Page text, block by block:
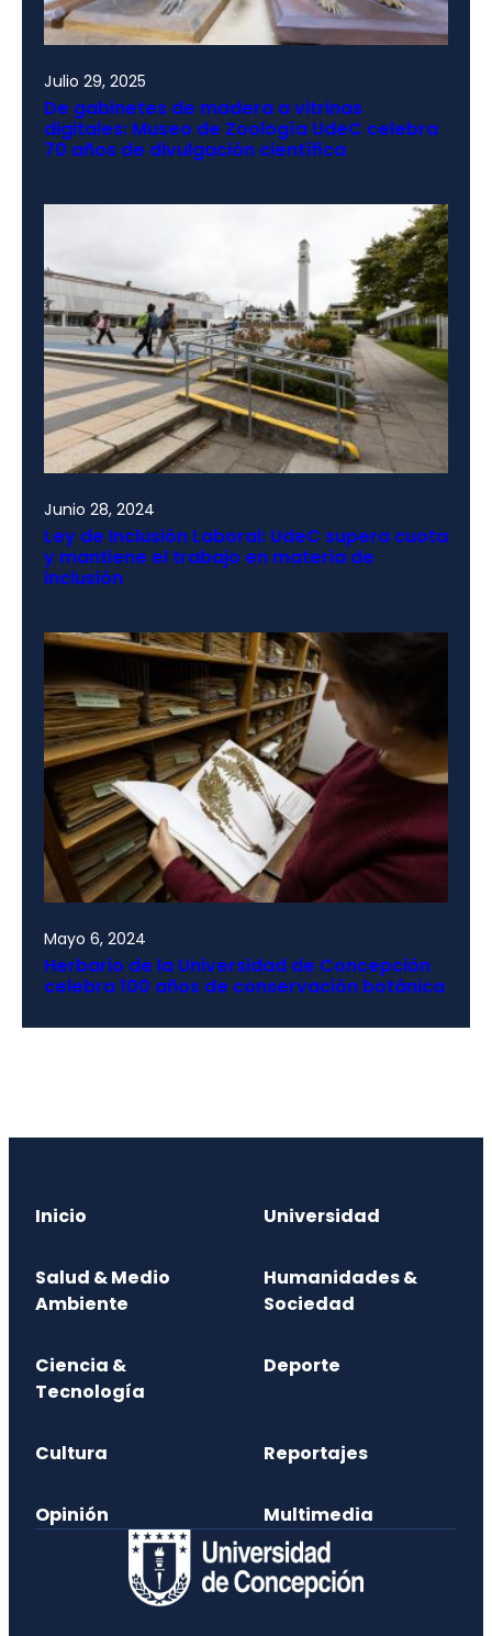
Julio 29, 2025
De gabinetes de madera a vitrinas
digitales: Museo de Zoología UdeC celebra
70 años de divulgación científica
Junio 28, 2024
Ley de Inclusión Laboral: UdeC supera cuota
y mantiene el trabajo en materia de
inclusión
Mayo 6, 2024
Herbario de la Universidad de Concepción
celebra 100 años de conservación botánica
Inicio Universidad
Salud & Medio
Ambiente
Humanidades &
Sociedad
Ciencia &
Tecnología
Deporte
Cultura Reportajes
Opinión Multimedia